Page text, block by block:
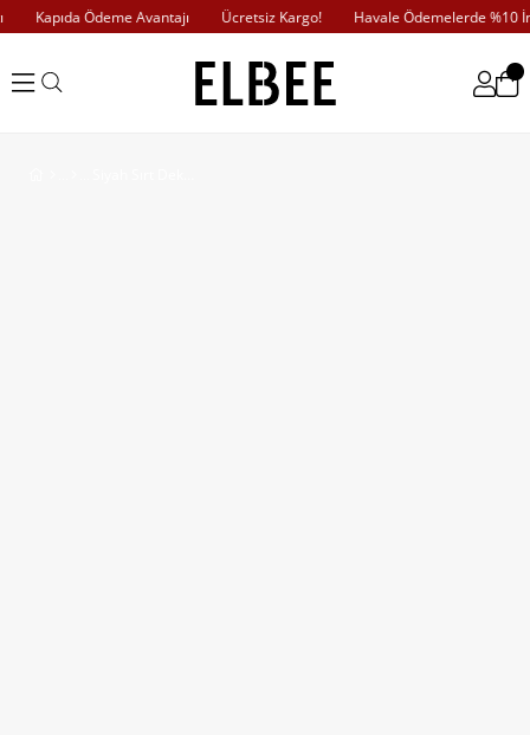
Kapıda Ödeme Avantajı Ücretsiz Kargo! Havale Ödemelerde %10